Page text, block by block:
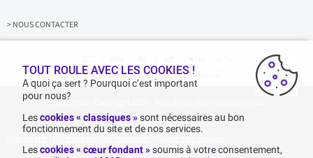
z
v
> NOUS CONTACTER
Achats & paiements 100% sécurisés
1001pneus - Copyright 2026 - Tous droits réservés 1001Pneus
TOUT ROULE AVEC LES COOKIES !
A quoi ça sert ? Pourquoi c’est important
pour nous?
Lescookies « classiques »sont nécessaires au bon
fonctionnement du site et de nos services.
Lescookies « cœur fondant » soumis à votre consentement,